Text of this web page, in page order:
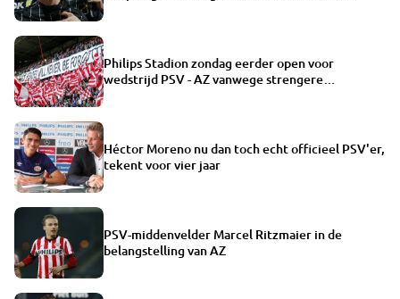
Philips Stadion zondag eerder open voor
wedstrijd PSV - AZ vanwege strengere
Héctor Moreno nu dan toch echt officieel PSV'er,
tekent voor vier jaar
PSV-middenvelder Marcel Ritzmaier in de
belangstelling van AZ